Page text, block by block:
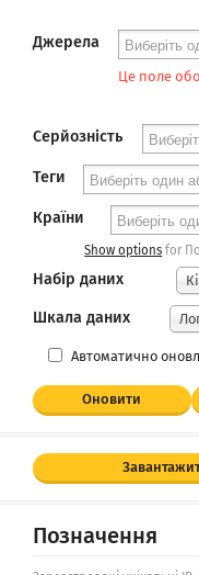
Джерела
Це поле
Серйозність
Теги
Країни
Show options for
Набір даних
Шкала даних
Автоматично
Оновити
Позначення